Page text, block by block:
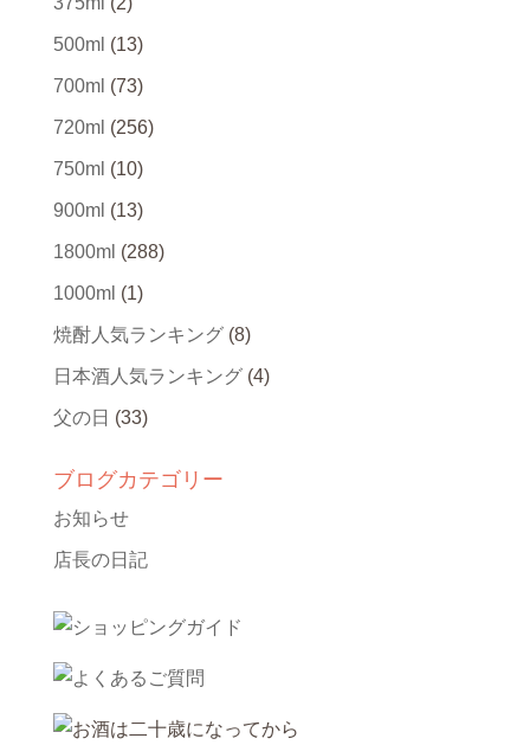
500ml (13)
700ml (73)
720ml (256)
750ml (10)
900ml (13)
1800ml (288)
1000ml (1)
焼酎人気ランキング (8)
日本酒人気ランキング (4)
父の日 (33)
ブログカテゴリー
お知らせ
店長の日記